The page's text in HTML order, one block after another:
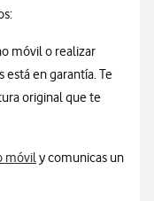
móvil o realizar
en garantía. Te
original que te
móvily comunicas un